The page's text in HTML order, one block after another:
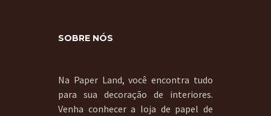
SOBRE NÓS
Na Paper Land, você encontra tudo
para sua decoração de interiores.
Venha conhecer a loja de papel de